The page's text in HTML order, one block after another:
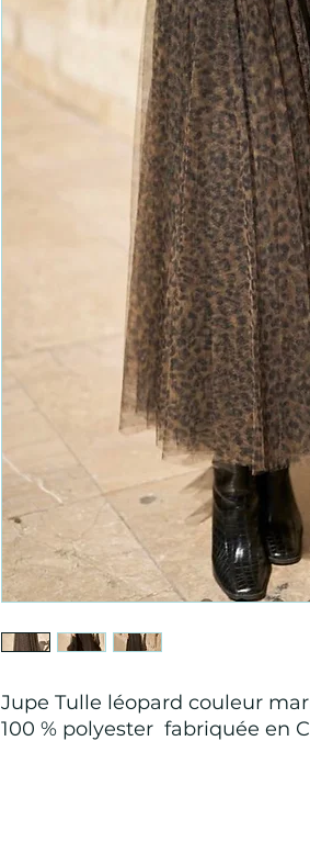
Jupe Tulle léopard couleur
100 % polyester fabriquée en